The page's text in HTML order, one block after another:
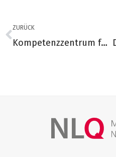
ZURÜCK
Kompetenzzentrum für Lehrkräftefortbildung – uniplus